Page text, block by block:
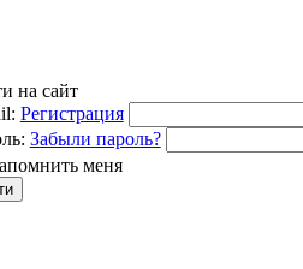
на сайт
Регистрация
Забыли пароль?
меня